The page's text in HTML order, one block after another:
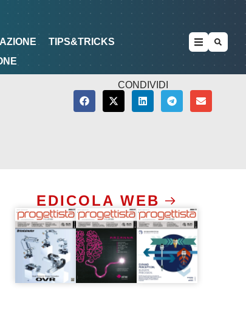
DI PROGETTAZIONE
TIPS&TRICKS
CONDIVIDI
EDICOLA WEB